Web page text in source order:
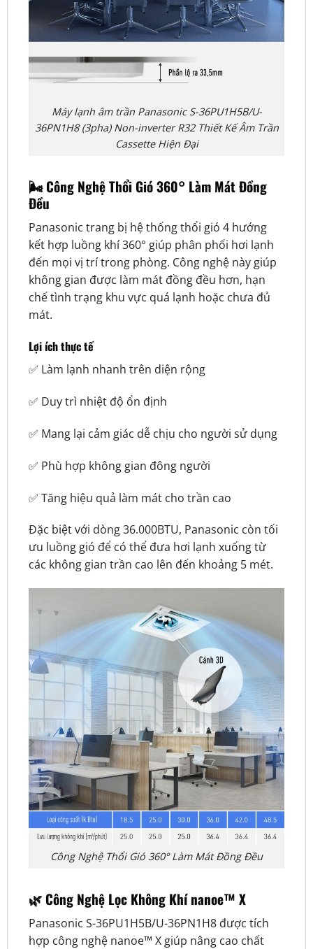
Máy lạnh âm trần Panasonic S-36PU1H5B/U-
36PN1H8 (3pha) Non-inverter R32 Thiết Kế Âm Trần
Cassette Hiện Đại
🌬️ Công Nghệ Thổi Gió 360° Làm Mát Đồng
Đều
Panasonic trang bị hệ thống thổi gió 4 hướng
kết hợp luồng khí 360° giúp phân phối hơi lạnh
đến mọi vị trí trong phòng. Công nghệ này giúp
không gian được làm mát đồng đều hơn, hạn
chế tình trạng khu vực quá lạnh hoặc chưa đủ
mát.
Lợi ích thực tế
✅ Làm lạnh nhanh trên diện rộng
✅ Duy trì nhiệt độ ổn định
✅ Mang lại cảm giác dễ chịu cho người sử dụng
✅ Phù hợp không gian đông người
✅ Tăng hiệu quả làm mát cho trần cao
Đặc biệt với dòng 36.000BTU, Panasonic còn tối
ưu luồng gió để có thể đưa hơi lạnh xuống từ
các không gian trần cao lên đến khoảng 5 mét.
Công Nghệ Thổi Gió 360° Làm Mát Đồng Đều
🌿 Công Nghệ Lọc Không Khí nanoe™ X
Panasonic S-36PU1H5B/U-36PN1H8 được tích
hợp công nghệ nanoe™ X giúp nâng cao chất